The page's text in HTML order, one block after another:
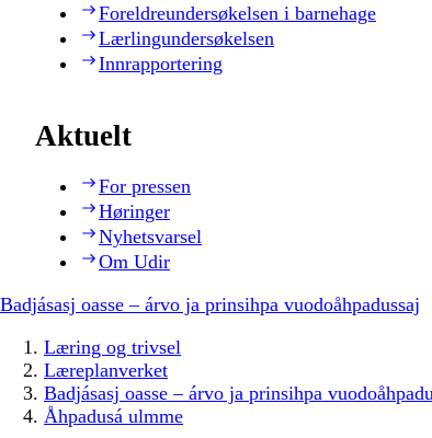
Foreldreundersøkelsen i barnehage
Lærlingundersøkelsen
Innrapportering
Aktuelt
For pressen
Høringer
Nyhetsvarsel
Om Udir
Badjásasj oasse – árvo ja prinsihpa vuodoåhpadussaj
Læring og trivsel
Læreplanverket
Badjásasj oasse – árvo ja prinsihpa
Åhpadusá ulmme